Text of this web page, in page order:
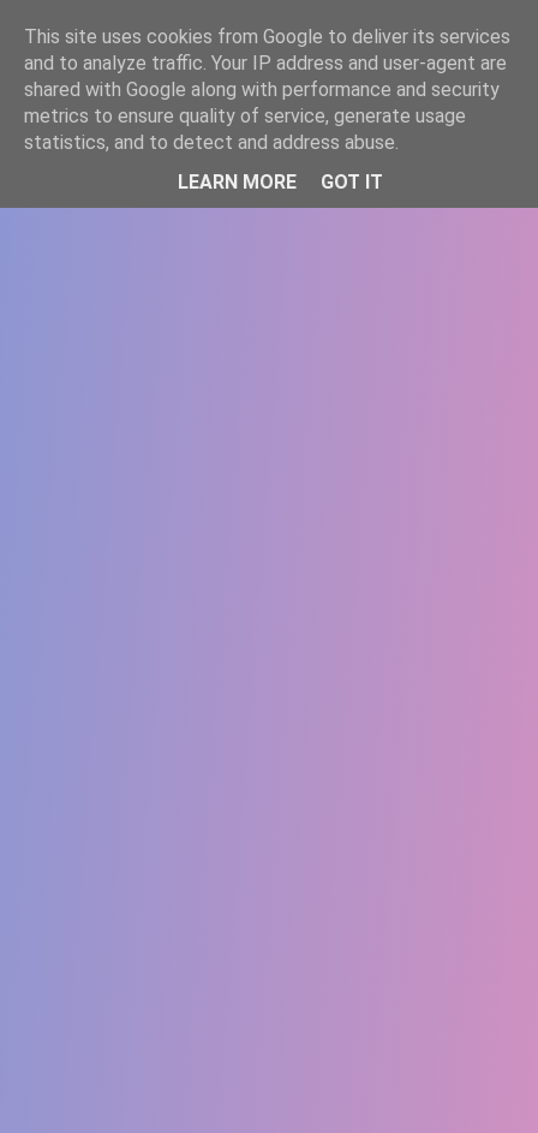
WWW.GAZISTI.RO
This site uses cookies from Google to deliver its services
and to analyze traffic. Your IP address and user-agent are
shared with Google along with performance and security
metrics to ensure quality of service, generate usage
statistics, and to detect and address abuse.
LEARN MORE
GOT IT